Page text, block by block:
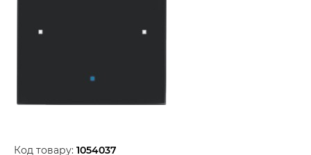
Код товару: 1054037